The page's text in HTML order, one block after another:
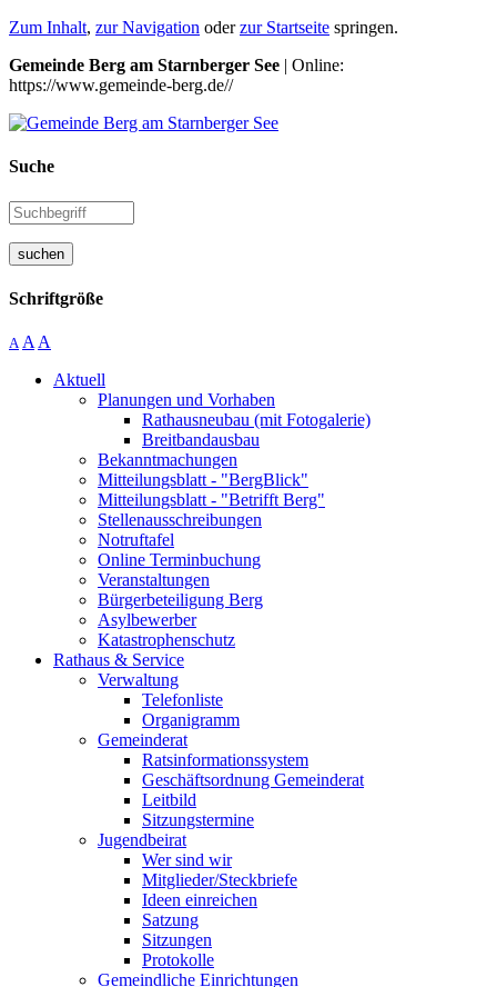
Zum Inhalt, zur Navigation oderzur Startseite springen.
Gemeinde Berg am Starnberger See | Online:
https://www.gemeinde-berg.de//
Suche
suchen
Schriftgröße
A A A
Aktuell
Planungen und Vorhaben
Rathausneubau (mit Fotogalerie)
Breitbandausbau
Bekanntmachungen
Mitteilungsblatt - "BergBlick"
Mitteilungsblatt - "Betrifft Berg"
Stellenausschreibungen
Notruftafel
Online Terminbuchung
Veranstaltungen
Bürgerbeteiligung Berg
Asylbewerber
Katastrophenschutz
Rathaus & Service
Verwaltung
Telefonliste
Organigramm
Gemeinderat
Ratsinformationssystem
Geschäftsordnung Gemeinderat
Leitbild
Sitzungstermine
Jugendbeirat
Wer sind wir
Mitglieder/Steckbriefe
Ideen einreichen
Satzung
Sitzungen
Protokolle
Gemeindliche Einrichtungen